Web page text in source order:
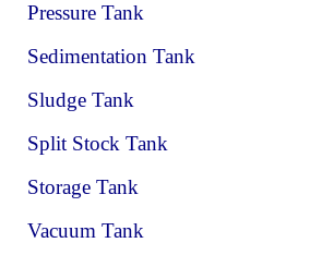
Pressure Tank
Sedimentation Tank
Sludge Tank
Split Stock Tank
Storage Tank
Vacuum Tank